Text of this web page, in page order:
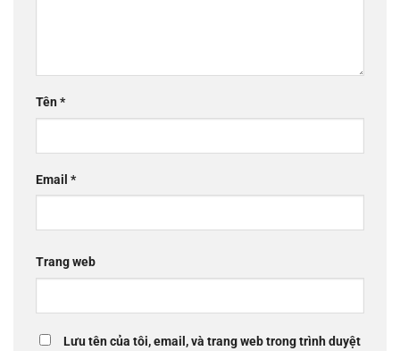
Tên*
Email *
Trang web
Lưu tên của tôi, email, và trang web trong trình duyệt